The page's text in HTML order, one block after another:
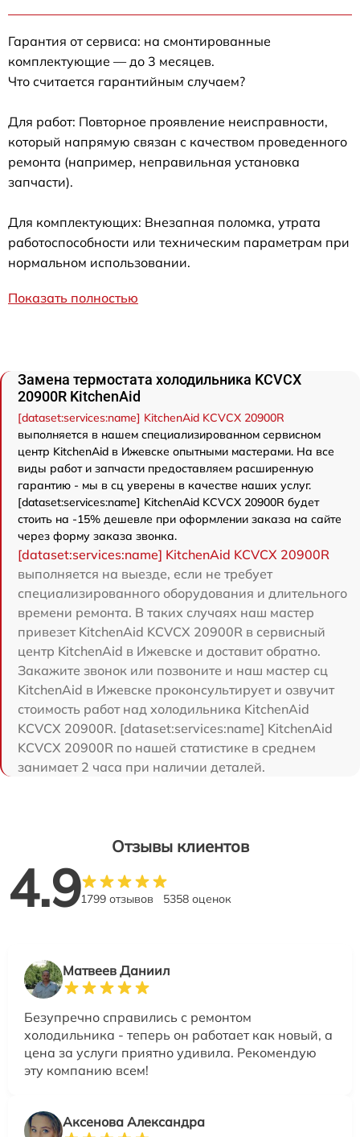
Гарантия от сервиса: на смонтированные
комплектующие — до 3 месяцев.
Что считается гарантийным случаем?
Для работ: Повторное проявление неисправности,
который напрямую связан с качеством проведенного
ремонта (например, неправильная установка
запчасти).
Для комплектующих: Внезапная поломка, утрата
работоспособности или техническим параметрам при
нормальном использовании.
Показать полностью
Замена термостата холодильника KCVCX
20900R KitchenAid
[dataset:services:name] KitchenAid KCVCX 20900R
выполняется в нашем специализированном сервисном
центр KitchenAid в Ижевске опытными мастерами. На все
виды работ и запчасти предоставляем расширенную
гарантию - мы в сц уверены в качестве наших услуг.
[dataset:services:name] KitchenAid KCVCX 20900R будет
стоить на -15% дешевле при оформлении заказа на сайте
через форму заказа звонка.
[dataset:services:name] KitchenAid KCVCX 20900R
выполняется на выезде, если не требует
специализированного оборудования и длительного
времени ремонта. В таких случаях наш мастер
привезет KitchenAid KCVCX 20900R в сервисный
центр KitchenAid в Ижевске и доставит обратно.
Закажите звонок или позвоните и наш мастер сц
KitchenAid в Ижевске проконсультирует и озвучит
стоимость работ над холодильника KitchenAid
KCVCX 20900R. [dataset:services:name] KitchenAid
KCVCX 20900R по нашей статистике в среднем
занимает 2 часа при наличии деталей.
Отзывы клиентов
4.91799 отзывов 5358 оценок
Матвеев Даниил
Безупречно справились с ремонтом
холодильника - теперь он работает как новый, а
цена за услуги приятно удивила. Рекомендую
эту компанию всем!
Аксенова Александра